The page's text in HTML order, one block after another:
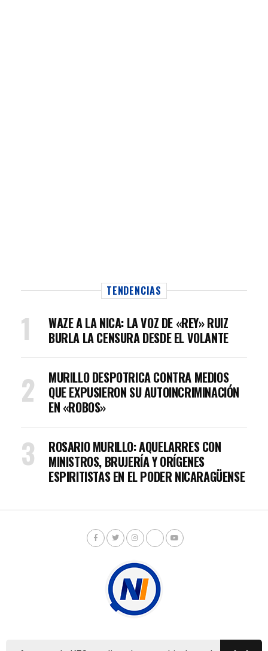
TENDENCIAS
WAZE A LA NICA: LA VOZ DE «REY» RUIZ
BURLA LA CENSURA DESDE EL VOLANTE
MURILLO DESPOTRICA CONTRA MEDIOS
QUE EXPUSIERON SU AUTOINCRIMINACIÓN
EN «ROBOS»
ROSARIO MURILLO: AQUELARRES CON
MINISTROS, BRUJERÍA Y ORÍGENES
ESPIRITISTAS EN EL PODER NICARAGÜENSE